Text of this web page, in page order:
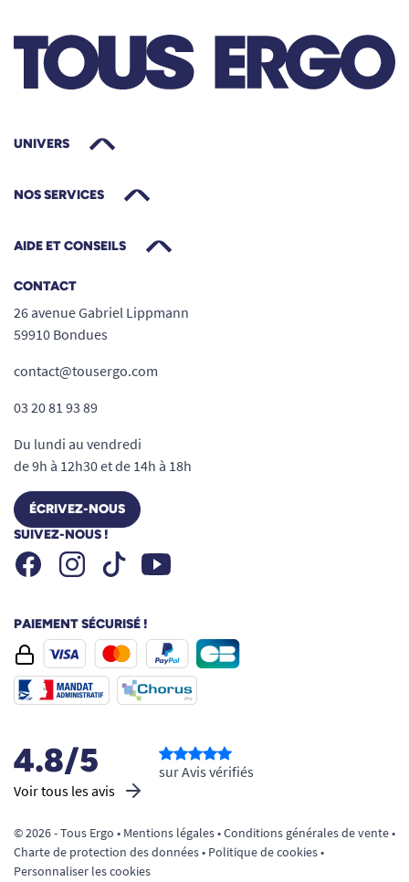
UNIVERS
NOS SERVICES
AIDE ET CONSEILS
CONTACT
26 avenue Gabriel Lippmann
59910 Bondues
contact@tousergo.com
03 20 81 93 89
Du lundi au vendredi
de 9h à 12h30 et de 14h à 18h
ÉCRIVEZ-NOUS
SUIVEZ-NOUS !
FacebookInstagramTiktok Youtube
PAIEMENT SÉCURISÉ !
4.8/5
Voir tous les avis
sur Avis vérifiés
© 2026 - Tous Ergo • Mentions légales•Conditions générales de vente•
Charte de protection des données• Politique de cookies•
Personnaliser les cookies